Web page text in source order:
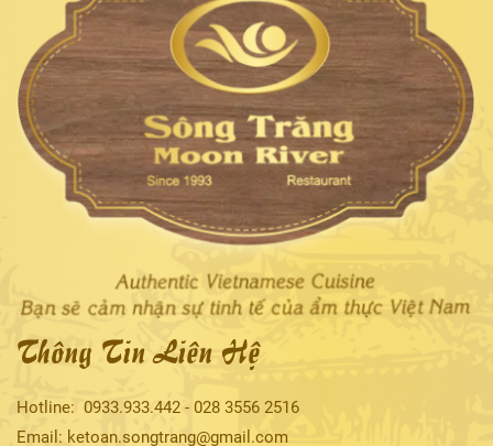
Thông Tin Liên Hệ
Hotline: 0933.933.442 - 028 3556 2516
Email: ketoan.songtrang@gmail.com